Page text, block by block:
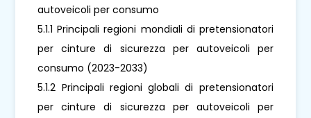
autoveicoli per consumo
5.1.1 Principali regioni mondiali di pretensionatori
per cinture di sicurezza per autoveicoli per
consumo (2023-2033)
5.1.2 Principali regioni globali di pretensionatori
per cinture di sicurezza per autoveicoli per